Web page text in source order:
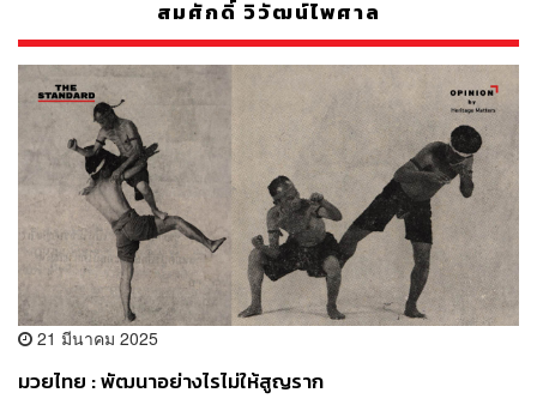
สมศักดิ์ วิวัฒน์ไพศาล
21 มีนาคม 2025
มวยไทย : พัฒนาอย่างไรไม่ให้สูญราก